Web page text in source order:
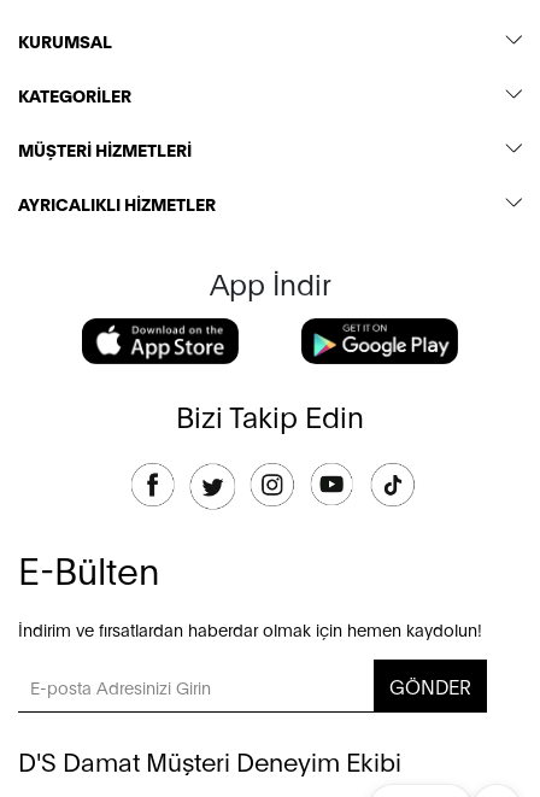
KURUMSAL
KATEGORİLER
MÜŞTERİ HİZMETLERİ
AYRICALIKLI HİZMETLER
App İndir
Bizi Takip Edin
E-Bülten
İndirim ve fırsatlardan haberdar olmak için hemen kaydolun!
GÖNDER
D'S Damat Müşteri Deneyim Ekibi